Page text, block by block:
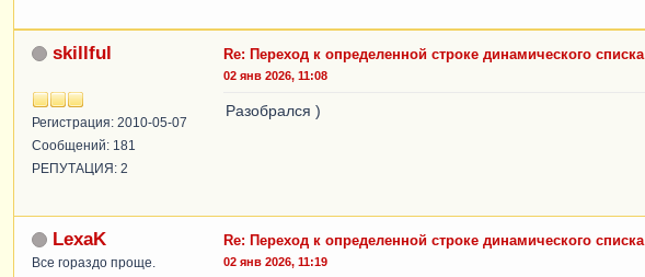
skillful
Регистрация: 2010-05-07
Сообщений: 181
РЕПУТАЦИЯ: 2
Re: Переход к определенной строке динамического списка
02 янв 2026, 11:08
Разобрался )
LexaK
Все гораздо проще.
Re: Переход к определенной строке динамического списка
02 янв 2026, 11:19